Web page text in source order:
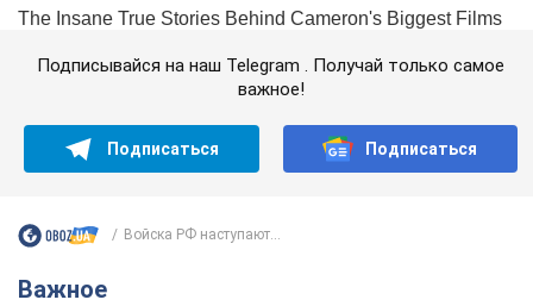
Подписывайся на наш Telegram . Получай только самое
важное!
Подписаться Подписаться
Войска РФ наступают...
Важное